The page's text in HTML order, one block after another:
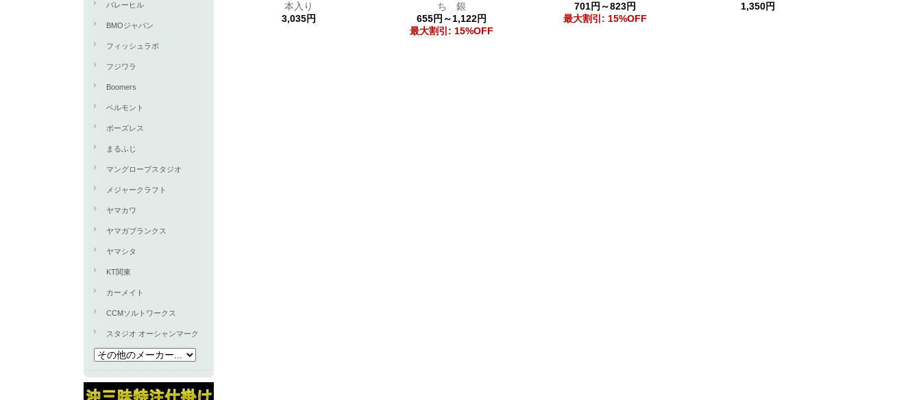
バレーヒル
BMOジャパン
フィッシュラボ
フジワラ
Boomers
ベルモント
ボーズレス
まるふじ
マングローブスタジオ
メジャークラフト
ヤマカワ
ヤマガブランクス
ヤマシタ
KT関東
カーメイト
CCMソルトワークス
スタジオ オーシャンマーク
本入り
3,035円
ち 銀
655円～1,122円
最大割引: 15%OFF
701円～823円
最大割引: 15%OFF
1,350円